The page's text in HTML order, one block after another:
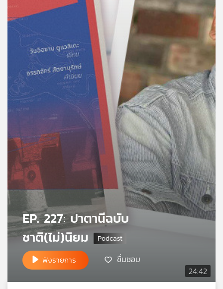
บทความ
ข่าว
กิจกรรม
เกี่ยว
เครือ
ข่าย
วิทยุ
ไทย
พี
บี
เอส
แผนที่
24:42
EP. 227: ปาตานีฉบับ
ชาติ(ไม่)นิยม
ฟังรายการ ชื่นชอบ